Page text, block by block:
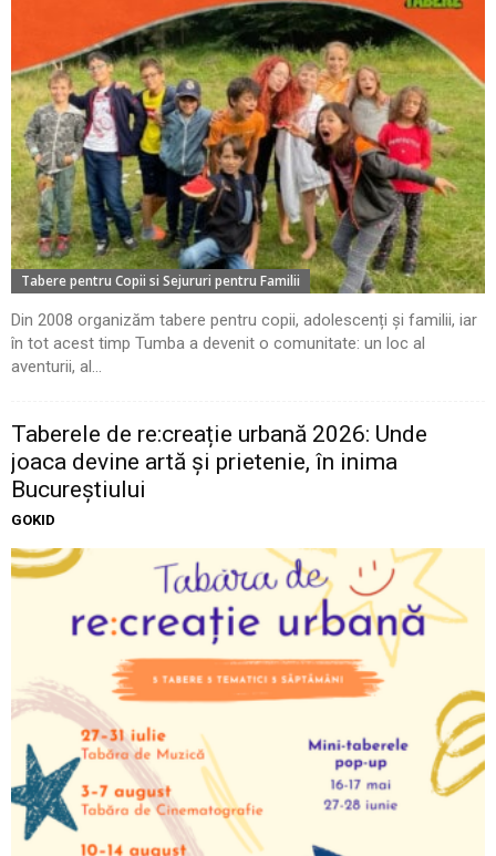
Tabere pentru Copii si Sejururi pentru Familii
Din 2008 organizăm tabere pentru copii, adolescenți și familii, iar
în tot acest timp Tumba a devenit o comunitate: un loc al
aventurii, al...
Taberele de re:creație urbană 2026: Unde
joaca devine artă și prietenie, în inima
Bucureștiului
GOKID